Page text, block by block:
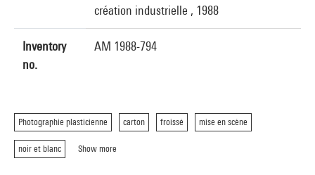
création industrielle , 1988
Inventory
no.
AM 1988-794
Photographie plasticienne carton froissé mise en scène
noir et blanc Show more